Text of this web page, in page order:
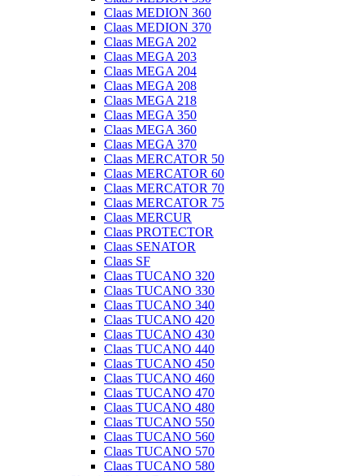
Claas MEDION 360
Claas MEDION 370
Claas MEGA 202
Claas MEGA 203
Claas MEGA 204
Claas MEGA 208
Claas MEGA 218
Claas MEGA 350
Claas MEGA 360
Claas MEGA 370
Claas MERCATOR 50
Claas MERCATOR 60
Claas MERCATOR 70
Claas MERCATOR 75
Claas MERCUR
Claas PROTECTOR
Claas SENATOR
Claas SF
Claas TUCANO 320
Claas TUCANO 330
Claas TUCANO 340
Claas TUCANO 420
Claas TUCANO 430
Claas TUCANO 440
Claas TUCANO 450
Claas TUCANO 460
Claas TUCANO 470
Claas TUCANO 480
Claas TUCANO 550
Claas TUCANO 560
Claas TUCANO 570
Claas TUCANO 580